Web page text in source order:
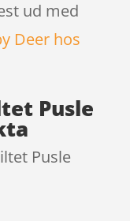
ud med
Deer hos
Pusle
Pusle